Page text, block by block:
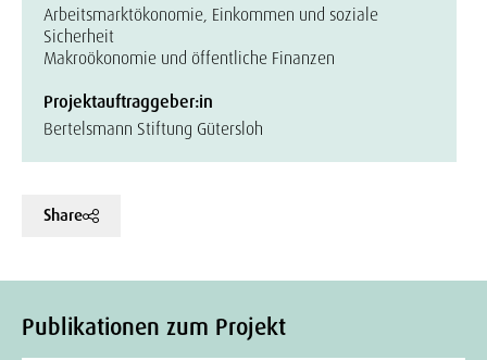
Arbeitsmarktökonomie, Einkommen und soziale
Sicherheit
Makroökonomie und öffentliche Finanzen
Projektauftraggeber:in
Bertelsmann Stiftung Gütersloh
Share
Publikationen zum Projekt